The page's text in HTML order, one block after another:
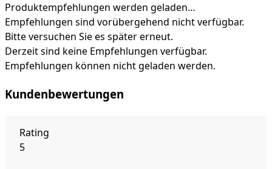
Produktempfehlungen werden geladen…
Empfehlungen sind vorübergehend nicht verfügbar.
Bitte versuchen Sie es später erneut.
Derzeit sind keine Empfehlungen verfügbar.
Empfehlungen können nicht geladen werden.
Kundenbewertungen
Rating
5